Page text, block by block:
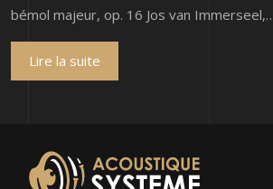
bémol majeur, op. 16 Jos van
Lire la suite